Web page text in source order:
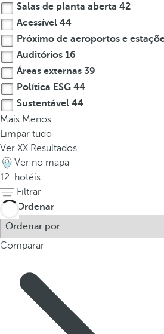
o
w
n
a
r
r
o
w
k
e
y
t
o
n
v
i
g
Salas de planta aberta 42
Acessível 44
Próximo de aeroportos e
Auditórios 16
Áreas externas 39
Política ESG 44
Sustentável 44
Mais Menos
Limpar tudo
Ver XX Resultados
Ver no mapa
12
hotéis
Filtrar
Ordenar
Comparar